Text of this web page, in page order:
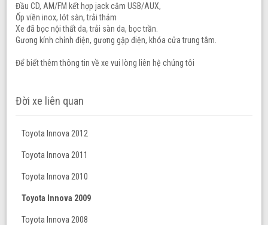
Đầu CD, AM/FM kết hợp jack cắm USB/AUX,
Ốp viền inox, lót sàn, trải thảm
Xe đã bọc nội thất da, trải sàn da, bọc trần.
Gương kính chỉnh điện, gương gập điện, khóa cửa trung tâm.
Để biết thêm thông tin về xe vui lòng liên hệ chúng tôi
Đời xe liên quan
Toyota Innova 2012
Toyota Innova 2011
Toyota Innova 2010
Toyota Innova 2009
Toyota Innova 2008